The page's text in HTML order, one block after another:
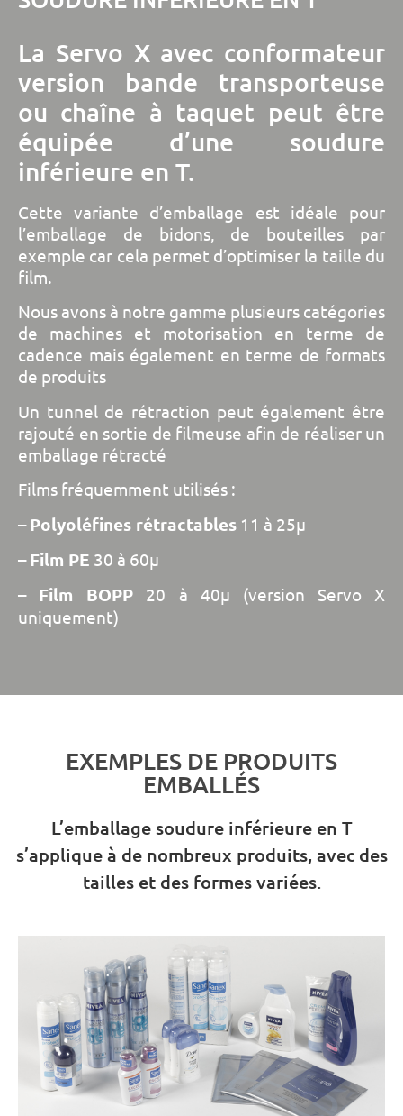
La Servo X avec conformateur
version bande transporteuse
ou chaîne à taquet peut être
équipée d’une soudure
inférieure en T.
Cette variante d’emballage est idéale pour
l’emballage de bidons, de bouteilles par
exemple car cela permet d’optimiser la taille du
film.
Nous avons à notre gamme plusieurs catégories
de machines et motorisation en terme de
cadence mais également en terme de formats
de produits
Un tunnel de rétraction peut également être
rajouté en sortie de filmeuse afin de réaliser un
emballage rétracté
Films fréquemment utilisés :
–Polyoléfines rétractables 11 à 25µ
–Film PE 30 à 60µ
– Film BOPP 20 à 40µ (version Servo X
uniquement)
EXEMPLES DE PRODUITS
EMBALLÉS
L’emballage soudure inférieure en T
s’applique à de nombreux produits, avec des
tailles et des formes variées.